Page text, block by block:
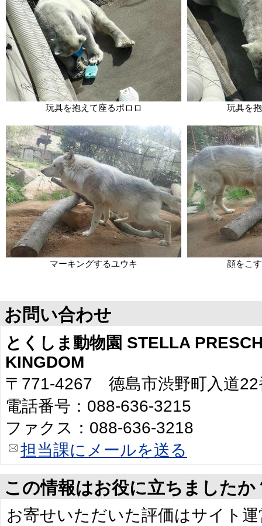
玩具を抱えて座るポロロ 玩具を
マーキングするユウキ 顔をこ
お問い合わせ
とくしま動物園 STELLA
KINGDOM
〒771-4267 徳島市渋野町入道22
電話番号：088-636-3215
ファクス：088-636-3218
担当課にメールを送る
この情報はお役に立ちましたか
お寄せいただいた評価はサイト